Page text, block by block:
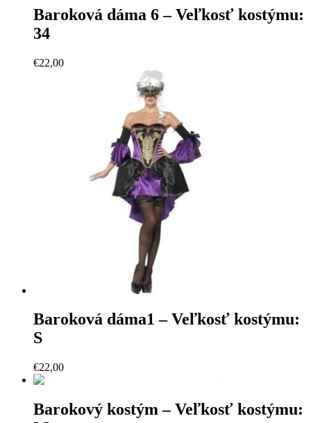
Baroková dáma 6 – Veľkosť kostýmu:
34
€22,00
Baroková dáma1 – Veľkosť kostýmu:
S
€22,00
Barokový kostým – Veľkosť kostýmu: